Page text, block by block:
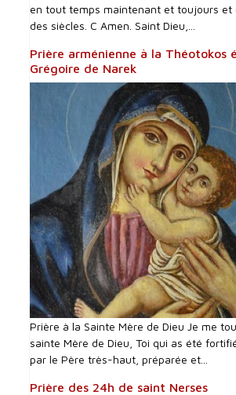
en tout temps maintenant et toujours et
des siècles. C Amen. Saint Dieu,...
Prière arménienne à la Théotokos
Grégoire de Narek
Prière à la Sainte Mère de Dieu Je me
sainte Mère de Dieu, Toi qui as été
par le Père très-haut, préparée et...
Prière des 24h de saint Nerses